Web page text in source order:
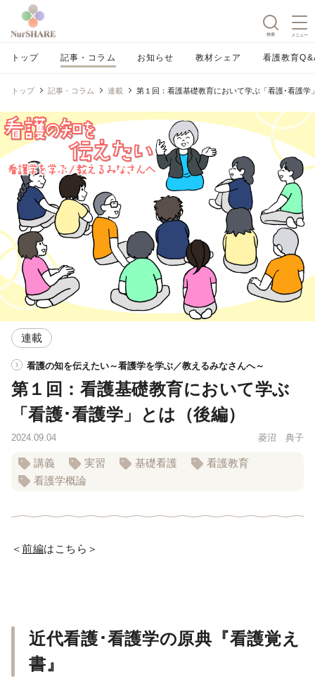
検索 メニュー
トップ 記事・コラム お知らせ 教材シェア 看護教育
トップ 記事・コラム 連載 第１回：看護基礎教育において学ぶ「看護･看護学
連載
看護の知を伝えたい～看護学を学ぶ／教えるみなさんへ～
第１回：看護基礎教育において学ぶ
「看護･看護学」とは（後編）
2024.09.04 菱沼 典子
講義 実習 基礎看護
看護教育
看護学概論
＜前編はこちら＞
近代看護･看護学の原典『看護覚え
書』